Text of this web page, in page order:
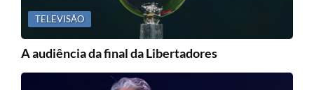
TELEVISÃO
A audiência da final da Libertadores